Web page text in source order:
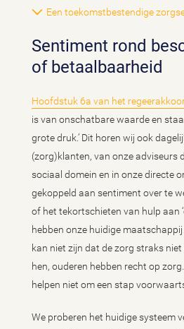
Een toekomstbestendige
Sentiment rond
of betaalbaarheid
Hoofdstuk 6a van het
is van onschatbare waarde en
grote druk.’ Dit horen wij ook
(zorg)klanten, van onze adviseurs
sociaal domein en in onze directe
gekoppeld aan sentiment over te
of het tekortschieten van hulp aan
hebben onze huidige
kan niet zijn dat de zorg straks
hen, ouderen hebben recht op
helpen niet om een stap
We proberen het huidige systeem